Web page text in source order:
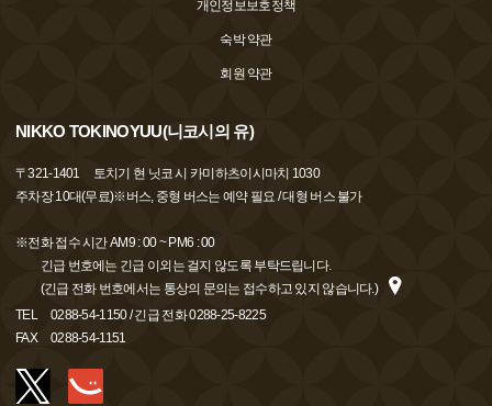
개인정보보호정책
숙박 약관
회원 약관
NIKKO TOKINOYUU(니코시의 유)
〒321-1401
토치기 현 닛코 시 카미하츠이시마치 1030
주차장 10대(무료)※버스, 중형 버스는 예약 필요 / 대형 버스 불가
※전화 접수 시간 AM9 : 00 ~ PM6 : 00
긴급 번호에는 긴급 이외는 걸지 않도록 부탁드립니다.
(긴급 전화 번호에서는 통상의 문의는 접수하고 있지 않습니다.)
TEL
0288-54-1150 / 긴급 전화 0288-25-8225
FAX
0288-54-1151